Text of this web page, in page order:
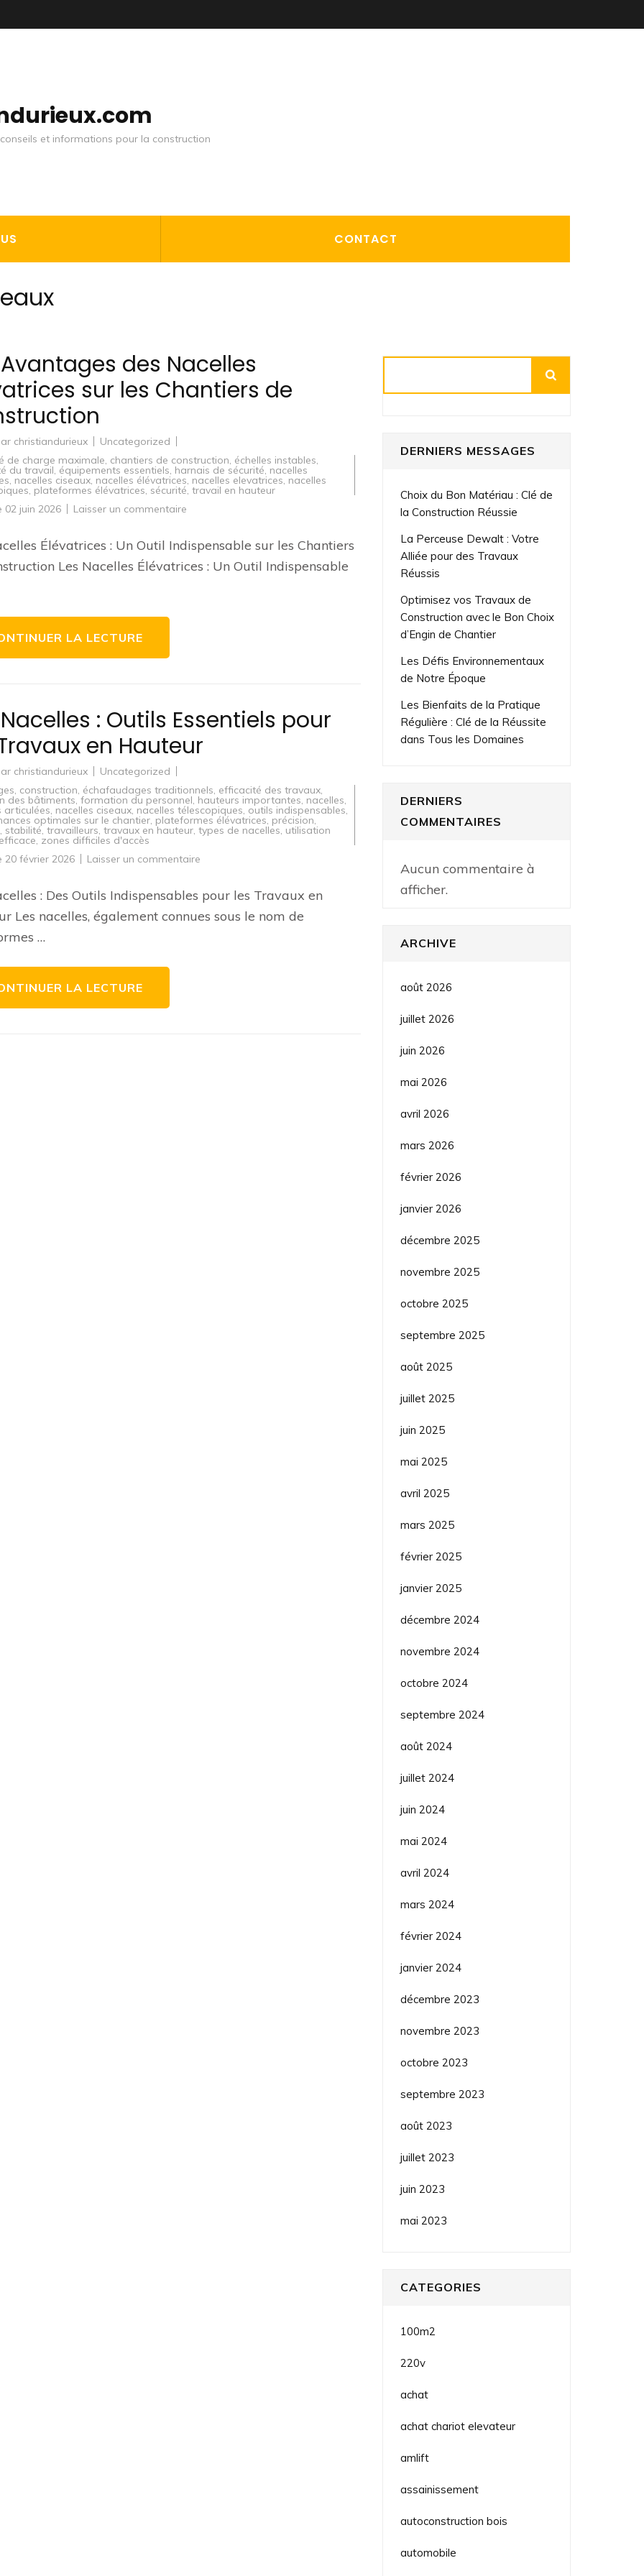
et informations pour la construction
CONTACT
des Nacelles
sur les Chantiers de
christiandurieux
Uncategorized
de charge maximale, chantiers de construction, échelles instables,
du travail, équipements essentiels, harnais de sécurité, nacelles
, nacelles ciseaux, nacelles élévatrices, nacelles elevatrices, nacelles
, plateformes élévatrices, sécurité, travail en hauteur
02 juin 2026 Laisser un commentaire
des
Nacelles
sur
Élévatrices : Un Outil Indispensable sur les Chantiers
Les Nacelles Élévatrices : Un Outil Indispensable
LA LECTURE
: Outils Essentiels pour
en Hauteur
christiandurieux
Uncategorized
, construction, échafaudages traditionnels, efficacité des travaux,
des bâtiments, formation du personnel, hauteurs importantes, nacelles,
articulées, nacelles ciseaux, nacelles télescopiques, outils indispensables,
optimales sur le chantier, plateformes élévatrices, précision,
, stabilité, travailleurs, travaux en hauteur, types de nacelles, utilisation
, zones difficiles d'accès
20 février 2026 Laisser un commentaire
Outils
Essentiels
pour
: Des Outils Indispensables pour les Travaux en
Les nacelles, également connues sous le nom de
…
LA LECTURE
DERNIERS MESSAGES
Choix du Bon Matériau : Clé de
la Construction Réussie
La Perceuse Dewalt : Votre
Alliée pour des Travaux
Réussis
Optimisez vos Travaux de
Construction avec le Bon Choix
d’Engin de Chantier
Les Défis Environnementaux
de Notre Époque
Les Bienfaits de la Pratique
Régulière : Clé de la Réussite
dans Tous les Domaines
DERNIERS
COMMENTAIRES
Aucun commentaire à
afficher.
ARCHIVE
août 2026
juillet 2026
juin 2026
mai 2026
avril 2026
mars 2026
février 2026
janvier 2026
décembre 2025
novembre 2025
octobre 2025
septembre 2025
août 2025
juillet 2025
juin 2025
mai 2025
avril 2025
mars 2025
février 2025
janvier 2025
décembre 2024
novembre 2024
octobre 2024
septembre 2024
août 2024
juillet 2024
juin 2024
mai 2024
avril 2024
mars 2024
février 2024
janvier 2024
décembre 2023
novembre 2023
octobre 2023
septembre 2023
août 2023
juillet 2023
juin 2023
mai 2023
CATEGORIES
100m2
220v
achat
achat chariot elevateur
amlift
assainissement
autoconstruction bois
automobile